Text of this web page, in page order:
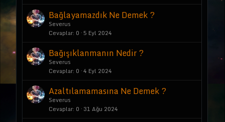
Bağlayamazdık Ne Demek ?
Severus
Cevaplar 0 5 Eyl 2024
Bağışıklanmanın Nedir ?
Severus
Cevaplar 0 4 Eyl 2024
Azaltılamamasına Ne Demek ?
Severus
Cevaplar 0 31 Ağu 2024